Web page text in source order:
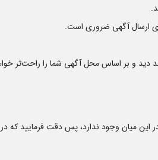
ارسال آگهی ضروری است.
دید و بر اساس محل آگهی شما را راحت‌تر
میان وجود ندارد، پس دقت فرمایید که